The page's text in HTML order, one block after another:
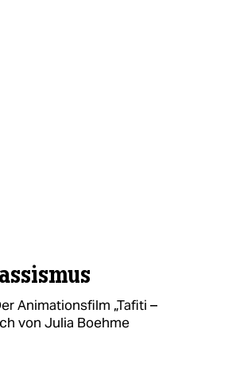
Animationsfilm „Tafiti –
von Julia Boehme